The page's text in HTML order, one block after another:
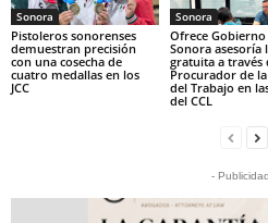
Sonora
Pistoleros sonorenses
demuestran precisión
con una cosecha de
cuatro medallas en los
JCC
Sonora
Ofrece Gobierno
Sonora asesoría
gratuita a través
Procurador de
del Trabajo en
del CCL
-